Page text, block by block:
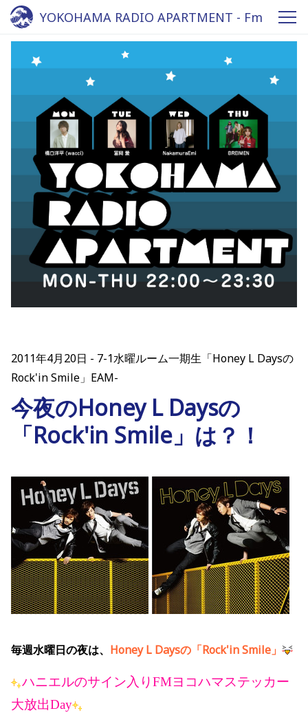
YOKOHAMA RADIO APARTMENT - Fm
yokohama 84.7
2011年4月20日
7-1水曜ルーム一期生「Honey L Daysの
Rock'in Smile」EAM-
今夜のHoney L Daysの
「Rock'in Smile」は？！
毎週水曜日の夜は、 Honey L Daysの「Rock'in Smile」
ハニエルのサイン入りFMヨコハマステッカー
大放出Day